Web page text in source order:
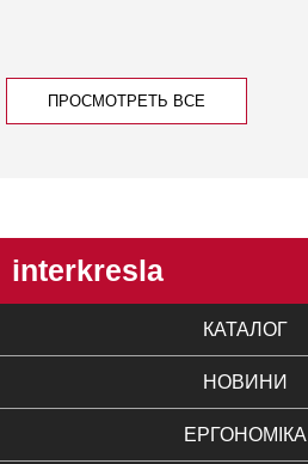
ПРОСМОТРЕТЬ ВСЕ
interkresla
КАТАЛОГ
НОВИНИ
ЕРГОНОМІКА